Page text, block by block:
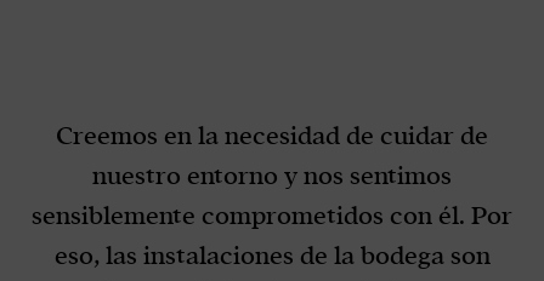
Creemos en la necesidad de cuidar de
nuestro entorno y nos sentimos
sensiblemente comprometidos con él. Por
eso, las instalaciones de la bodega son